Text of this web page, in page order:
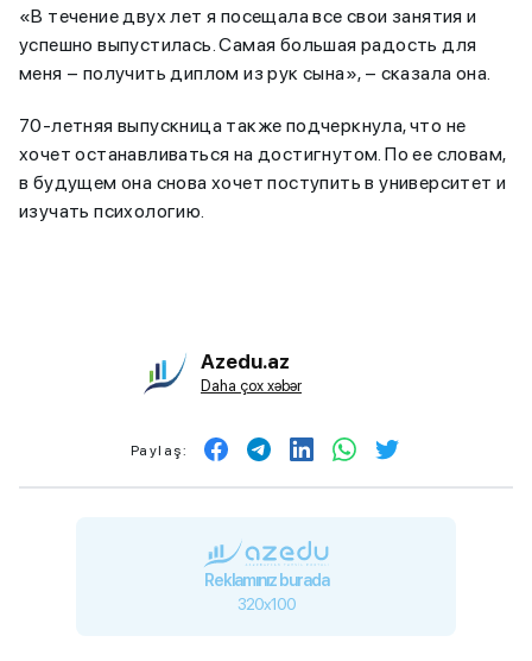
«В течение двух лет я посещала все свои занятия и
успешно выпустилась. Самая большая радость для
меня – получить диплом из рук сына», – сказала она.
70-летняя выпускница также подчеркнула, что не
хочет останавливаться на достигнутом. По ее словам,
в будущем она снова хочет поступить в университет и
изучать психологию.
Azedu.az
Daha çox xəbər
Paylaş:
Reklamınız burada
320x100